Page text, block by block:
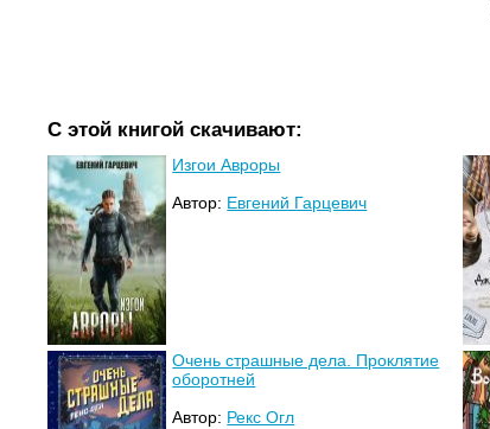
С этой книгой скачивают:
Изгои Авроры
Автор: Евгений Гарцевич
Очень страшные дела. Проклятие
оборотней
Автор: Рекс Огл